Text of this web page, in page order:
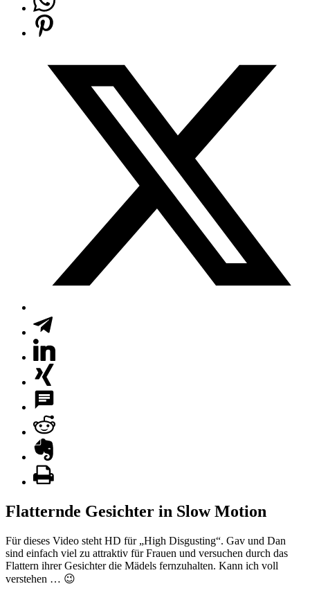
Flatternde Gesichter in Slow Motion
Für dieses Video steht HD für „High Disgusting“. Gav und Dan
sind einfach viel zu attraktiv für Frauen und versuchen durch das
Flattern ihrer Gesichter die Mädels fernzuhalten. Kann ich voll
verstehen … 😉